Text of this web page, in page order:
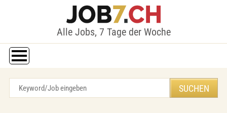
Alle Jobs, 7 Tage der Woche